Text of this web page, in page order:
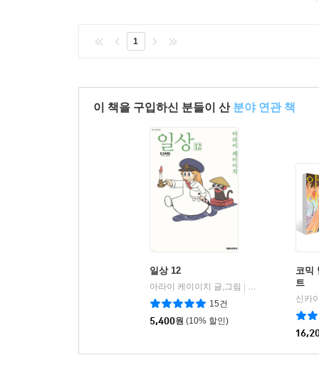
1
이 책을 구입하신 분들이 산 분야 연관 책
일상 12
아라이 케이이치 글,그림
대원
15건
5,400원 (10% 할인)
코믹
트